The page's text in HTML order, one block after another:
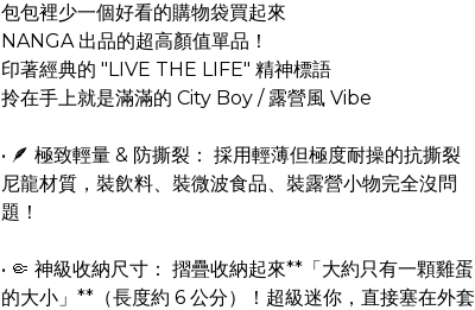
包包裡少一個好看的購物袋買起來
NANGA 出品的超高顏值單品！
印著經典的 "LIVE THE LIFE" 精神標語
拎在手上就是滿滿的 City Boy / 露營風 Vibe
• 🪶 極致輕量 & 防撕裂： 採用輕薄但極度耐操的抗撕裂
尼龍材質，裝飲料、裝微波食品、裝露營小物完全沒問
題！
• 🤏 神級收納尺寸： 摺疊收納起來**「大約只有一顆雞蛋
的大小」**（長度約 6 公分）！超級迷你，直接塞在外套